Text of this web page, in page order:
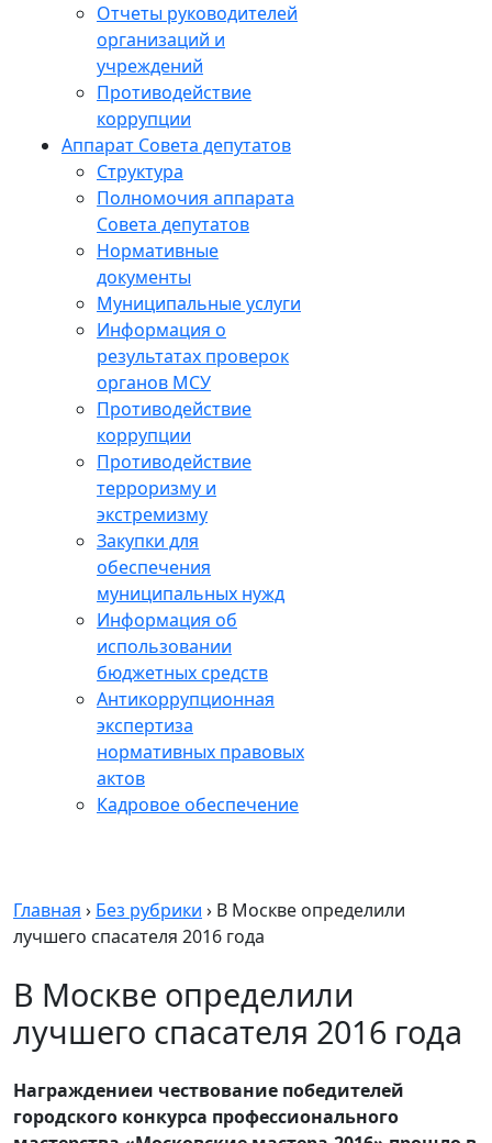
Отчеты руководителей
организаций и
учреждений
Противодействие
коррупции
Аппарат Совета депутатов
Структура
Полномочия аппарата
Совета депутатов
Нормативные
документы
Муниципальные услуги
Информация о
результатах проверок
органов МСУ
Противодействие
коррупции
Противодействие
терроризму и
экстремизму
Закупки для
обеспечения
муниципальных нужд
Информация об
использовании
бюджетных средств
Антикоррупционная
экспертиза
нормативных правовых
актов
Кадровое обеспечение
Главная › Без рубрики › В Москве определили
лучшего спасателя 2016 года
В Москве определили
лучшего спасателя 2016 года
Награждениеи чествование победителей
городского конкурса профессионального